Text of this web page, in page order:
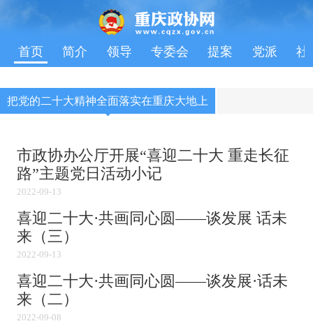
首页 简介 领导 专委会 提案 党派 社
把党的二十大精神全面落实在重庆大地上
市政协办公厅开展“喜迎二十大 重走长征
路”主题党日活动小记
2022-09-13
喜迎二十大·共画同心圆——谈发展 话未
来（三）
2022-09-13
喜迎二十大·共画同心圆——谈发展·话未
来（二）
2022-09-08